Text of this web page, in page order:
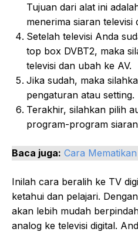
Tujuan dari alat ini
menerima siaran televisi
Setelah televisi Anda
top box DVBT2, maka
televisi dan ubah ke AV.
Jika sudah, maka
pengaturan atau setting.
Terakhir, silahkan pilih
program-program
Baca juga: Cara
Inilah cara beralih ke TV
ketahui dan pelajari.
akan lebih mudah
analog ke televisi digital.